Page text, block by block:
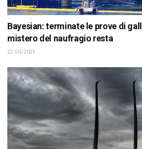
Bayesian: terminate le prove di
mistero del naufragio resta
22 GIU 2025